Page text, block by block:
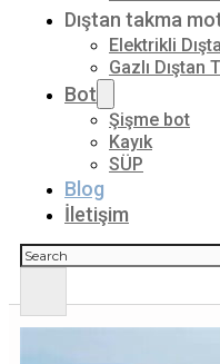
Dıştan takma
Elektrikli
Gazlı Dıştan
Bot
Şişme bot
Kayık
SÜP
Blog
İletişim
Ara